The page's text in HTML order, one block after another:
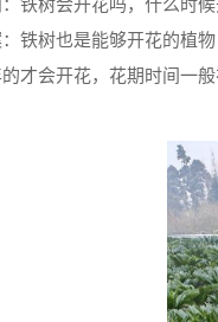
铁树会开花吗，什么时候
：铁树也是能够开花的植
才会开花，花期时间一